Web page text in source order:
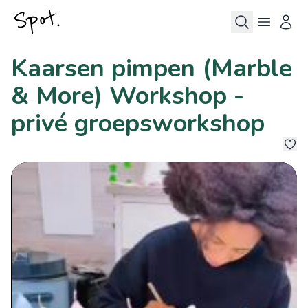
Kaarsen pimpen (Marble
& More) Workshop -
privé groepsworkshop